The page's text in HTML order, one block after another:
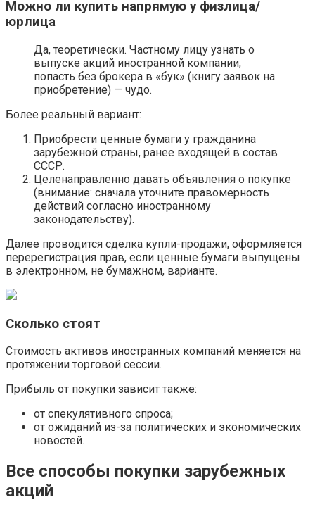
Можно ли купить напрямую у физлица/
юрлица
Да, теоретически. Частному лицу узнать о
выпуске акций иностранной компании,
попасть без брокера в «бук» (книгу заявок на
приобретение) — чудо.
Более реальный вариант:
Приобрести ценные бумаги у гражданина
зарубежной страны, ранее входящей в состав
СССР.
Целенаправленно давать объявления о покупке
(внимание: сначала уточните правомерность
действий согласно иностранному
законодательству).
Далее проводится сделка купли-продажи, оформляется
перерегистрация прав, если ценные бумаги выпущены
в электронном, не бумажном, варианте.
Сколько стоят
Стоимость активов иностранных компаний меняется на
протяжении торговой сессии.
Прибыль от покупки зависит также:
от спекулятивного спроса;
от ожиданий из-за политических и экономических
новостей.
Все способы покупки зарубежных
акций